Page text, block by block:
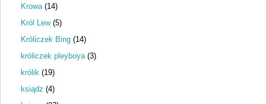
Krowa (14)
Król Lew (5)
Króliczek Bing (14)
króliczek pleyboya (3)
królik (19)
ksiądz (4)